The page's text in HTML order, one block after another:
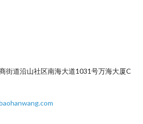
街道沿山社区南海大道1031号万海大厦C